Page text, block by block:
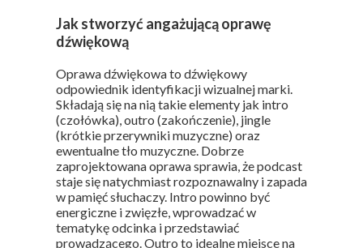
Jak stworzyć angażującą oprawę
dźwiękową
Oprawa dźwiękowa to dźwiękowy
odpowiednik identyfikacji wizualnej marki.
Składają się na nią takie elementy jak intro
(czołówka), outro (zakończenie), jingle
(krótkie przerywniki muzyczne) oraz
ewentualne tło muzyczne. Dobrze
zaprojektowana oprawa sprawia, że podcast
staje się natychmiast rozpoznawalny i zapada
w pamięć słuchaczy. Intro powinno być
energiczne i zwięzłe, wprowadzać w
tematykę odcinka i przedstawiać
prowadzącego. Outro to idealne miejsce na